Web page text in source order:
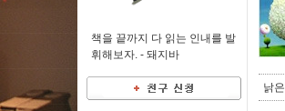
책을 끝까지 다 읽는 인내를 발
휘해보자. - 돼지바
낡